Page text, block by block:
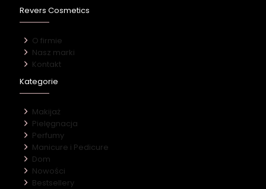
Revers Cosmetics
O firmie
Nasz marki
Kontakt
Kategorie
Makijaż
Pielęgnacja
Perfumy
Manicure i Pedicure
Dom
Nowości
Bestsellery